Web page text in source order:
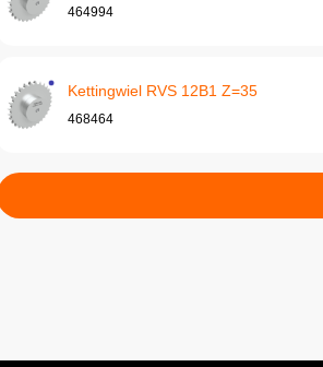
464994
Kettingwiel RVS 12B1 Z=35
468464